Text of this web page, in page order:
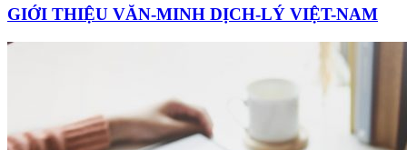
GIỚI THIỆU VĂN-MINH DỊCH-LÝ VIỆT-NAM